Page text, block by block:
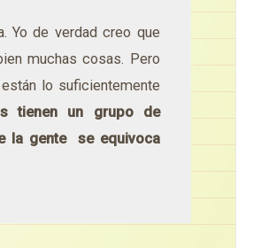
Yo de verdad creo que
muchas cosas. Pero
lo suficientemente
tienen un grupo de
la gente se equivoca